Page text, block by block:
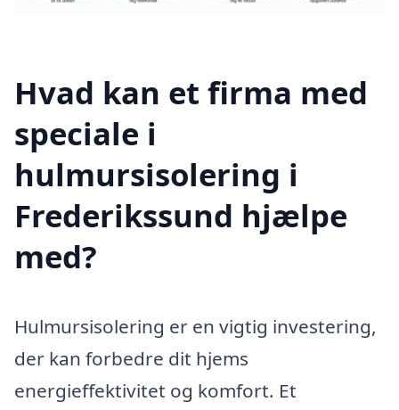
Hvad kan et firma med
speciale i
hulmursisolering i
Frederikssund hjælpe
med?
Hulmursisolering er en vigtig investering,
der kan forbedre dit hjems
energieffektivitet og komfort. Et